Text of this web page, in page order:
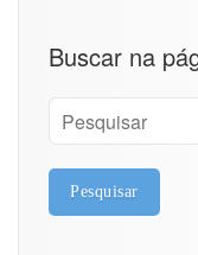
Buscar na